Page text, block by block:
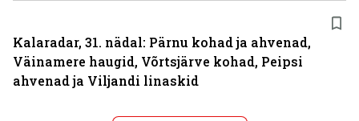
Kalaradar, 31. nädal: Pärnu kohad ja ahvenad,
Väinamere haugid, Võrtsjärve kohad, Peipsi
ahvenad ja Viljandi linaskid